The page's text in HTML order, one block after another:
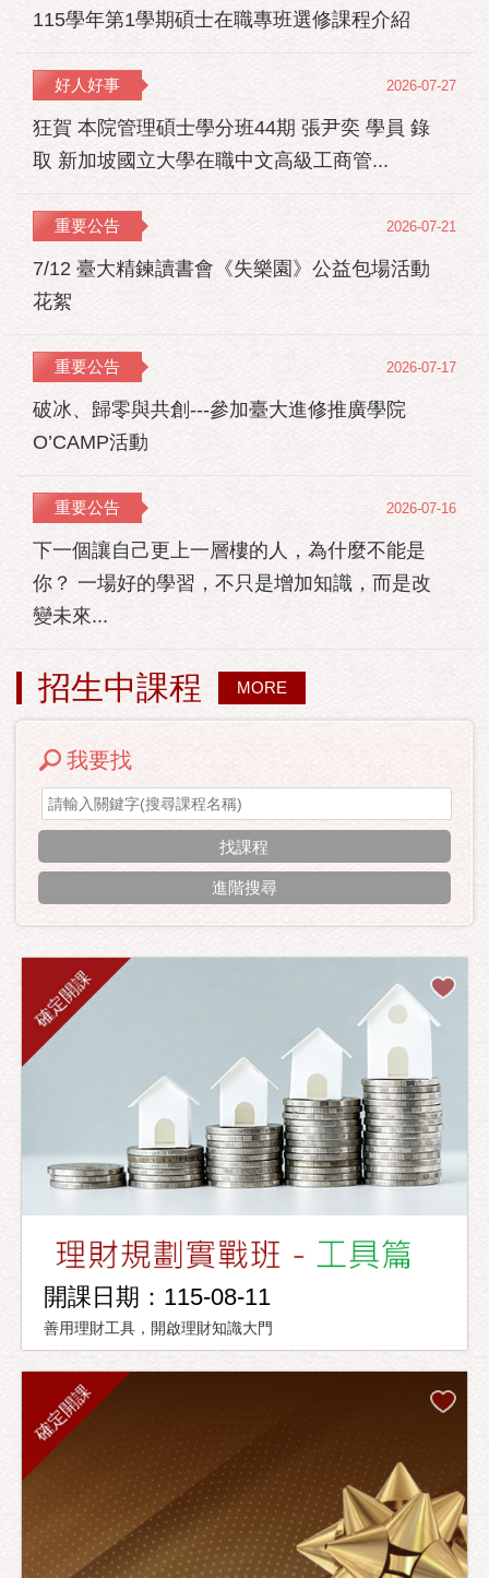
外進修，也特別捎來祝福，為即將...
115學年第1學期碩士在職專班選修課程介紹
好人好事
狂賀 本院管理碩士學分班44期 張尹奕 學員 錄
取 新加坡國立大學在職中文高級工商管...
2026-07-27
重要公告
7/12 臺大精鍊讀書會《失樂園》公益包場活動
花絮
2026-07-21
重要公告
破冰、歸零與共創---參加臺大進修推廣學院
O’CAMP活動
2026-07-17
重要公告
下一個讓自己更上一層樓的人，為什麼不能是
你？ 一場好的學習，不只是增加知識，而是改
變未來...
2026-07-16
招生中課程 MORE
我要找
進階搜尋
確定開課
開課日期：115-08-11
善用理財工具，開啟理財知識大門
確定開課